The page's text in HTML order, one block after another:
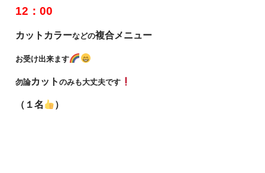
12：00
カットカラーなどの複合メニュー
お受け出来ます
勿論カットのみも大丈夫です
（１名 ）